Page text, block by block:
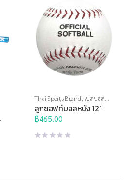
Thai Sports Brand, เบสบอล
ซอฟบอล ฮ็อกกี้
ลูกซอฟท์บอลหนัง 12″
฿465.00